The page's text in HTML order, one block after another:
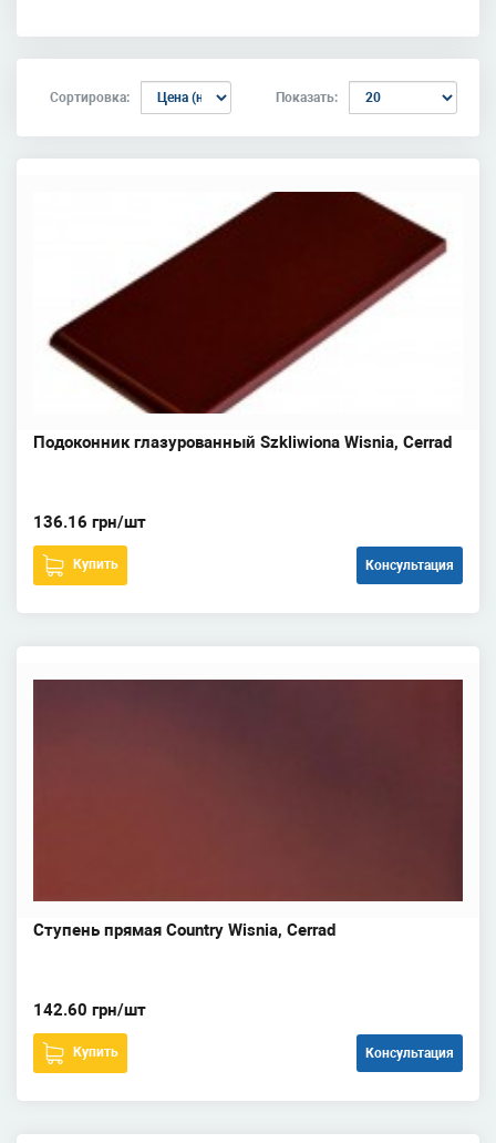
Показать:
Сортировка:
Подоконник глазурованный Szkliwiona Wisnia, Cerrad
136.16 грн/шт
Купить Консультация
Ступень прямая Country Wisnia, Cerrad
142.60 грн/шт
Купить Консультация